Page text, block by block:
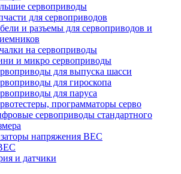
сервоприводы
для сервоприводов
и разъемы для сервоприводов и
на сервоприводы
и микро сервоприводы
для выпуска шасси
для гироскопа
для паруса
программаторы серво
сервоприводы стандартного
напряжения BEC
и датчики